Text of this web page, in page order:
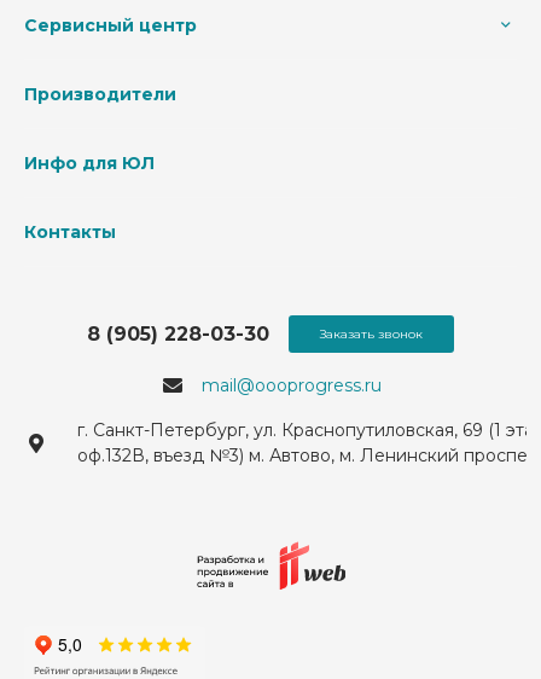
Сервисный центр
Производители
Инфо для ЮЛ
Контакты
mail@oooprogress.ru
8 (905) 228-03-30
г. Санкт-Петербург, ул. Краснопутиловская, 69 (1
оф.132В, въезд №3) м. Автово, м. Ленинский
Заказать звонок